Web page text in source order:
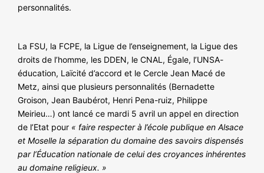
personnalités.
La FSU, la FCPE, la Ligue de l’enseignement, la Ligue des
droits de l’homme, les DDEN, le CNAL, Égale, l’UNSA-
éducation, Laïcité d’accord et le Cercle Jean Macé de
Metz, ainsi que plusieurs personnalités (Bernadette
Groison, Jean Baubérot, Henri Pena-ruiz, Philippe
Meirieu…) ont lancé ce mardi 5 avril un appel en direction
de l’Etat pour « faire respecter à l’école publique en Alsace
et Moselle la séparation du domaine des savoirs dispensés
par l’Éducation nationale de celui des croyances inhérentes
au domaine religieux. »